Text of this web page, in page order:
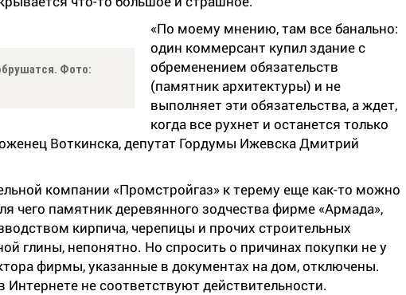
Фото:
«По моему мнению, там все банально:
один коммерсант купил здание с
обременением обязательств
(памятник архитектуры) и не
выполняет эти обязательства, а ждет,
когда все рухнет и останется только
Воткинска, депутат Гордумы Ижевска Дмитрий
компании «Промстройгаз» к терему еще как-то можно
чего памятник деревянного зодчества фирме «Армада»,
кирпича, черепицы и прочих строительных
глины, непонятно. Но спросить о причинах покупки не у
фирмы, указанные в документах на дом, отключены.
не соответствуют действительности.